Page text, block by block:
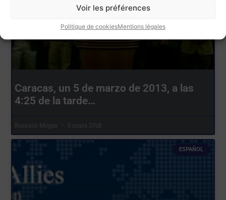
Voir les préférences
Politique de cookiesMentions légales
Caracas, un 5 de marzo de 2013, a las
4:25 de la tarde…
Romain Migus 5 mars 2018
ESPAÑOL